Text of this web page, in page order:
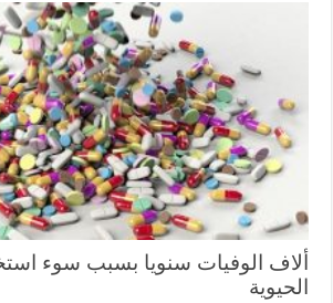
ألاف الوفيات سنويا بسبب سوء
الحيوية